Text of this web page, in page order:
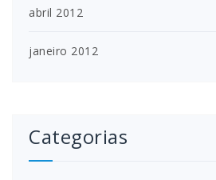
abril 2012
janeiro 2012
Categorias